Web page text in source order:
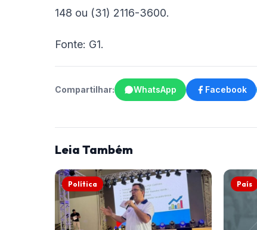
148 ou (31) 2116-3600.
Fonte: G1.
Compartilhar: WhatsApp Facebook
Leia Também
Política País